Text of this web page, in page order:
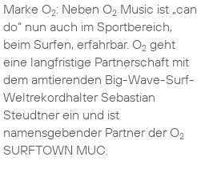
Marke O2: Neben O2Music ist „can
do“ nun auch im Sportbereich,
beim Surfen, erfahrbar. O2geht
eine langfristige Partnerschaft mit
dem amtierenden Big-Wave-Surf-
Weltrekordhalter Sebastian
Steudtner ein und ist
namensgebender Partner der O2
SURFTOWN MUC.